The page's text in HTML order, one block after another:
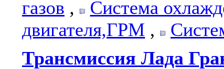
газов ,
Система
двигателя,ГРМ ,
Трансмиссия Лада